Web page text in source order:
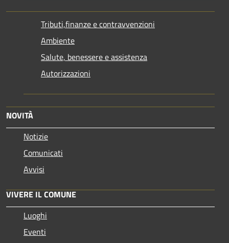
Tributi,finanze e contravvenzioni
Ambiente
Salute, benessere e assistenza
Autorizzazioni
NOVITÀ
Notizie
Comunicati
Avvisi
VIVERE IL COMUNE
Luoghi
Eventi